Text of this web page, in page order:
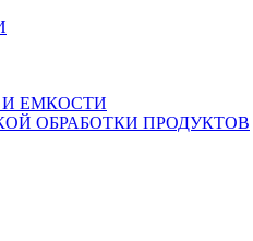
ЕМКОСТИ
ОБРАБОТКИ ПРОДУКТОВ